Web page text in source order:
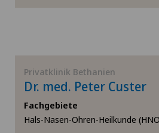
Gallenchirurgie
Gastroenterologie und
Privatklinik Bethanien
Dr. med. Peter Custer
Fachgebiete
Hals-Nasen-Ohren-Heilkunde